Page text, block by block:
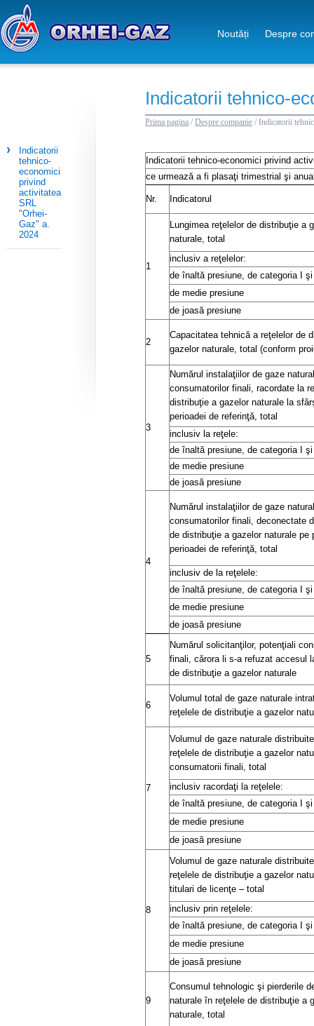
Noutăți Despre
Indicatorii
tehnico-
economici
privind
activitatea
SRL
"Orhei-
Gaz" a.
2024
Indicatorii tehnico-
Prima pagina / Despre companie / Indicatorii
Indicatorii tehnico-economici privind
ce urmează a fi plasaţi trimestrial şi
Nr. Indicatorul
1
Lungimea reţelelor de distribuţie a
naturale, total
inclusiv a reţelelor:
de înaltă presiune, de categoria I
de medie presiune
de joasă presiune
2
Capacitatea tehnică a reţelelor de
gazelor naturale, total (conform
3
Numărul instalaţiilor de gaze
consumatorilor finali, racordate la
distribuţie a gazelor naturale la
perioadei de referinţă, total
inclusiv la reţele:
de înaltă presiune, de categoria I
de medie presiune
de joasă presiune
4
Numărul instalaţiilor de gaze
consumatorilor finali, deconectate
de distribuţie a gazelor naturale pe
perioadei de referinţă, total
inclusiv de la reţelele:
de înaltă presiune, de categoria I
de medie presiune
de joasă presiune
5
Numărul solicitanţilor, potenţiali
finali, cărora li s-a refuzat accesul
de distribuţie a gazelor naturale
6
Volumul total de gaze naturale
reţelele de distribuţie a gazelor
7
Volumul de gaze naturale
reţelele de distribuţie a gazelor
consumatorii finali, total
inclusiv racordaţi la reţelele:
de înaltă presiune, de categoria I
de medie presiune
de joasă presiune
8
Volumul de gaze naturale
reţelele de distribuţie a gazelor
titulari de licenţe – total
inclusiv prin reţelele:
de înaltă presiune, de categoria I
de medie presiune
de joasă presiune
9
Consumul tehnologic şi pierderile
naturale în reţelele de distribuţie a
naturale, total